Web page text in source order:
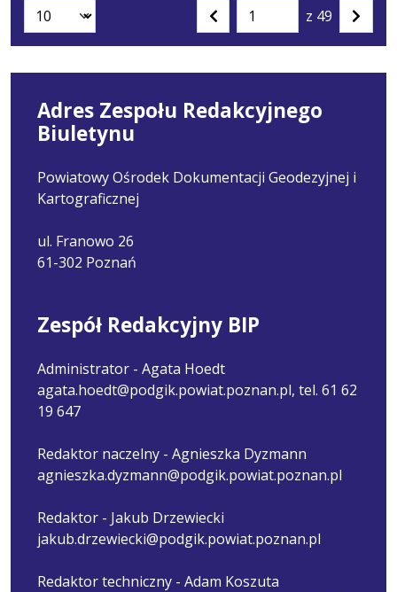
Liczba artykułów na stronie:
Poprzednia
Przejdź
do
strony
z 49
Adres Zespołu Redakcyjnego
Biuletynu
Powiatowy Ośrodek Dokumentacji Geodezyjnej i
Kartograficznej
ul. Franowo 26
61-302 Poznań
Zespół Redakcyjny BIP
Administrator - Agata Hoedt
agata.hoedt@podgik.powiat.poznan.pl, tel. 61 62
19 647
Redaktor naczelny - Agnieszka Dyzmann
agnieszka.dyzmann@podgik.powiat.poznan.pl
Redaktor - Jakub Drzewiecki
jakub.drzewiecki@podgik.powiat.poznan.pl
Redaktor techniczny - Adam Koszuta